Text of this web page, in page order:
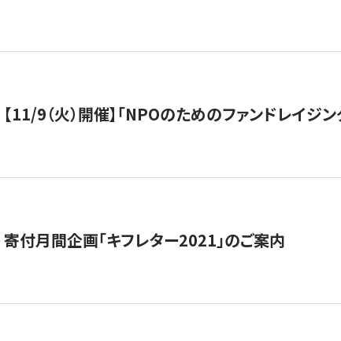
【11/9（火）開催】「NPOのためのファンドレイ
寄付月間企画「キフレター2021」のご案内